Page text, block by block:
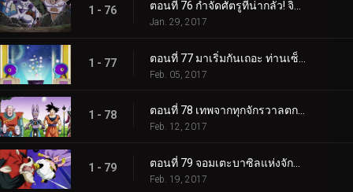
1 - 76
Jan. 29, 2017
1 - 77
Feb. 05, 2017
1 - 78 ตอนที่ 78 เทพจากทุกจักรวาลตกตะลึง!? ผู้แพ้ "ศึกประชันพลัง" จะหายไป
Feb. 12, 2017
1 - 79
Feb. 19, 2017